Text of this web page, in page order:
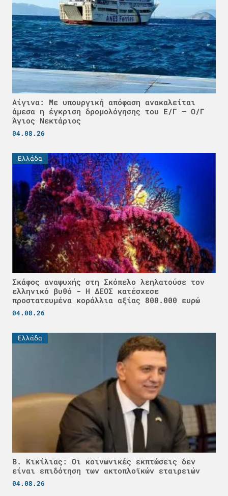
Αίγινα: Με υπουργική απόφαση ανακαλείται
άμεσα η έγκριση δρομολόγησης του Ε/Γ – Ο/Γ
Άγιος Νεκτάριος
04.08.26
Ελλάδα
Σκάφος αναψυχής στη Σκόπελο λεηλατούσε τον
ελληνικό βυθό - H ΔΕΟΣ κατέσχεσε
προστατευμένα κοράλλια αξίας 800.000 ευρώ
04.08.26
Ελλάδα
Β. Κικίλιας: Οι κοινωνικές εκπτώσεις δεν
είναι επιδότηση των ακτοπλοϊκών εταιρειών
04.08.26